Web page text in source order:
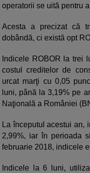
operatorii se uită pentru
Acesta a precizat că
dobândă, ci există opt
Indicele ROBOR la trei
costul creditelor de
urcat marţi cu 0,05
luni, până la 3,19% pe
Naţională a României
La începutul acestui an,
2,99%, iar în perioada
februarie 2018, indicele
Indicele la 6 luni,